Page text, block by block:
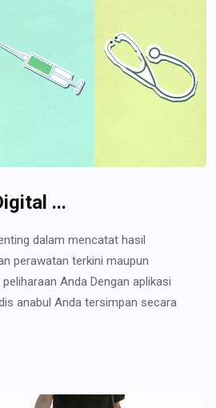
...
dalam mencatat hasil
perawatan terkini maupun
Anda Dengan aplikasi
anabul Anda tersimpan secara